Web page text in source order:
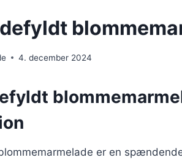
4. december 2024
er en